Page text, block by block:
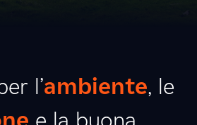
l’ambiente, le